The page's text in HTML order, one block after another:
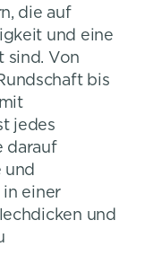
die auf
und eine
sind. Von
bis
jedes
darauf
und
einer
und